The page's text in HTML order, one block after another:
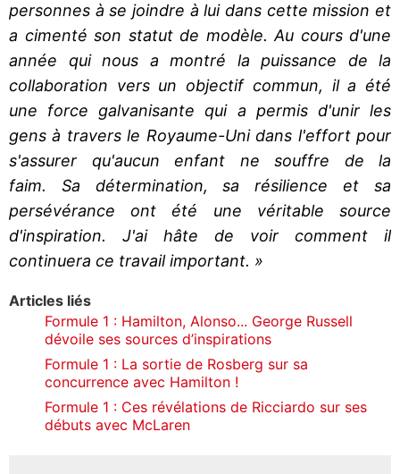
personnes à se joindre à lui dans cette mission et
a cimenté son statut de modèle. Au cours d'une
année qui nous a montré la puissance de la
collaboration vers un objectif commun, il a été
une force galvanisante qui a permis d'unir les
gens à travers le Royaume-Uni dans l'effort pour
s'assurer qu'aucun enfant ne souffre de la
faim. Sa détermination, sa résilience et sa
persévérance ont été une véritable source
d'inspiration. J'ai hâte de voir comment il
continuera ce travail important. »
Articles liés
Formule 1 : Hamilton, Alonso... George Russell
dévoile ses sources d’inspirations
Formule 1 : La sortie de Rosberg sur sa
concurrence avec Hamilton !
Formule 1 : Ces révélations de Ricciardo sur ses
débuts avec McLaren